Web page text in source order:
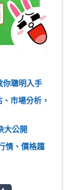
你聰明入手
市場分析，
大公開
情、價格趨